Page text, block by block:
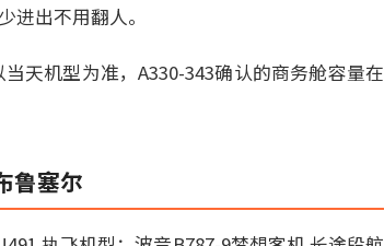
出不用翻人。
天机型为准，A330-343确认的商务舱容量在
鲁塞尔